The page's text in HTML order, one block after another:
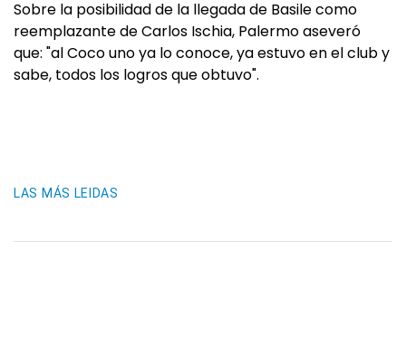
Sobre la posibilidad de la llegada de Basile como
reemplazante de Carlos Ischia, Palermo aseveró
que: "al Coco uno ya lo conoce, ya estuvo en el club y
sabe, todos los logros que obtuvo".
LAS MÁS LEIDAS